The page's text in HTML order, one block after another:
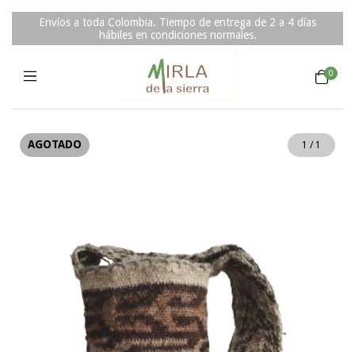
Envíos a toda Colombia. Tiempo de entrega de 2 a 4 días
hábiles en condiciones normales.
0
AGOTADO 1 / 1